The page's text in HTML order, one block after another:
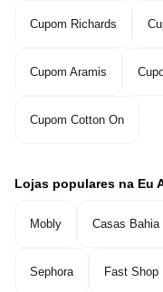
Cupom Richards
Cupom Aramis
Cupom Cotton On
Lojas populares na Eu
Mobly Casas Bahia
Sephora Fast Shop